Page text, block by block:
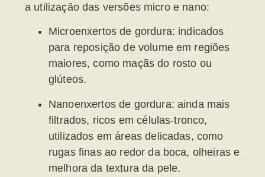
a utilização das versões micro e nano:
Microenxertos de gordura: indicados
para reposição de volume em regiões
maiores, como maçãs do rosto ou
glúteos.
Nanoenxertos de gordura: ainda mais
filtrados, ricos em células-tronco,
utilizados em áreas delicadas, como
rugas finas ao redor da boca, olheiras e
melhora da textura da pele.